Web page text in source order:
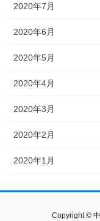
2020年7月
2020年6月
2020年5月
2020年4月
2020年3月
2020年2月
2020年1月
Copyright ©